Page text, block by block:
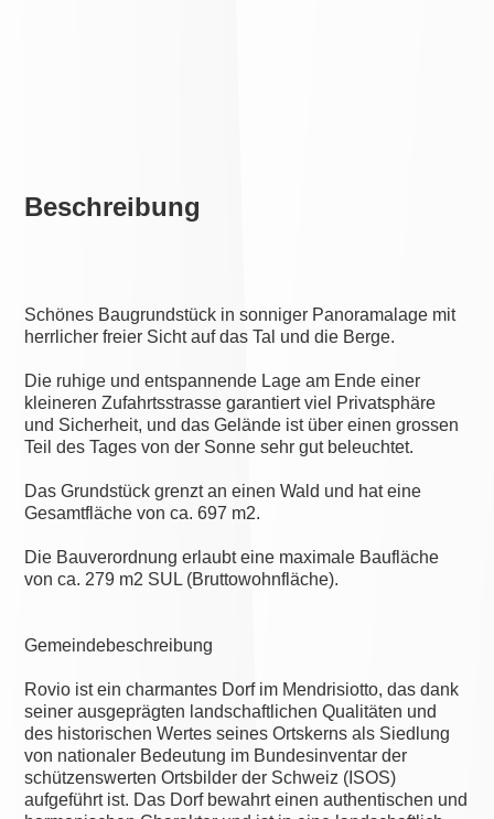
Beschreibung
Schönes Baugrundstück in sonniger Panoramalage mit
herrlicher freier Sicht auf das Tal und die Berge.
Die ruhige und entspannende Lage am Ende einer
kleineren Zufahrtsstrasse garantiert viel Privatsphäre
und Sicherheit, und das Gelände ist über einen grossen
Teil des Tages von der Sonne sehr gut beleuchtet.
Das Grundstück grenzt an einen Wald und hat eine
Gesamtfläche von ca. 697 m2.
Die Bauverordnung erlaubt eine maximale Baufläche
von ca. 279 m2 SUL (Bruttowohnfläche).
Gemeindebeschreibung
Rovio ist ein charmantes Dorf im Mendrisiotto, das dank
seiner ausgeprägten landschaftlichen Qualitäten und
des historischen Wertes seines Ortskerns als Siedlung
von nationaler Bedeutung im Bundesinventar der
schützenswerten Ortsbilder der Schweiz (ISOS)
aufgeführt ist. Das Dorf bewahrt einen authentischen und